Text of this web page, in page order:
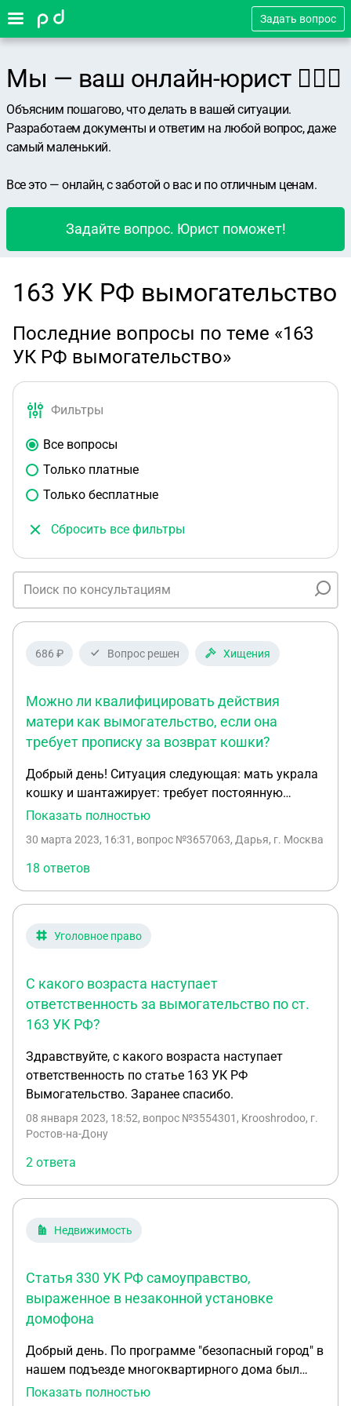
Задать вопрос
Мы — ваш онлайн-юрист 👨🏻‍⚖️
Объясним пошагово, что делать в вашей ситуации.
Разработаем документы и ответим на любой вопрос, даже
самый маленький.
Все это — онлайн, с заботой о вас и по отличным ценам.
Задайте вопрос. Юрист поможет!
163 УК РФ вымогательство
Последние вопросы по теме «163
УК РФ вымогательство»
Фильтры
Все вопросы
Только платные
Только бесплатные
Сбросить все фильтры
686 ₽ Вопрос решен Хищения
Можно ли квалифицировать действия
матери как вымогательство, если она
требует прописку за возврат кошки?
Добрый день! Ситуация следующая: мать украла
кошку и шантажирует: требует постоянную
прописку в квартире, а она вернет животное.
РФ Вымогательство?
Показать полностью
30 марта 2023, 16:31 , вопрос №3657063, Дарья, г. Москва
18 ответов
Уголовное право
С какого возраста наступает
ответственность за вымогательство по ст.
163 УК РФ?
Здравствуйте, с какого возраста наступает
ответственность по статье 163 УК РФ
Вымогательство. Заранее спасибо.
08 января 2023, 18:52, вопрос №3554301, Krooshrodoo, г.
Ростов-на-Дону
2 ответа
Недвижимость
Статья 330 УК РФ самоуправство,
выраженное в незаконной установке
домофона
Добрый день. По программе "безопасный город" в
нашем подъезде многоквартирного дома был
установлен домофон. Общего собрания по
Показать полностью